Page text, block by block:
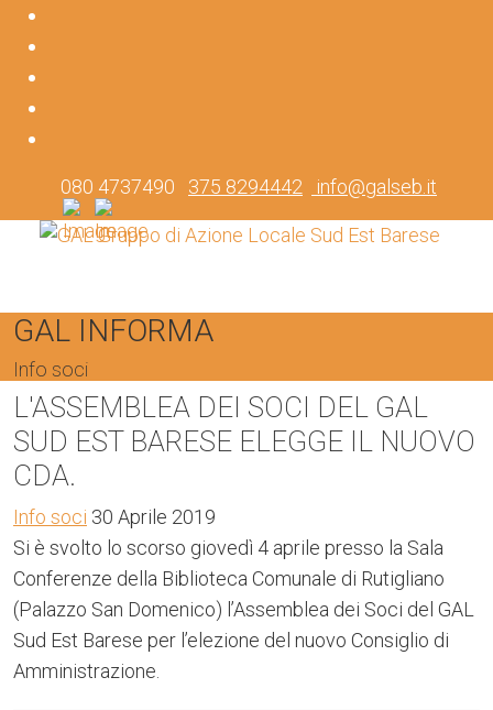
080 4737490 375 8294442 info@galseb.it
GAL INFORMA
Info soci
L'ASSEMBLEA DEI SOCI DEL GAL
SUD EST BARESE ELEGGE IL NUOVO
CDA.
Info soci 30 Aprile 2019
Si è svolto lo scorso giovedì 4 aprile presso la Sala
Conferenze della Biblioteca Comunale di Rutigliano
(Palazzo San Domenico) l’Assemblea dei Soci del GAL
Sud Est Barese per l’elezione del nuovo Consiglio di
Amministrazione.